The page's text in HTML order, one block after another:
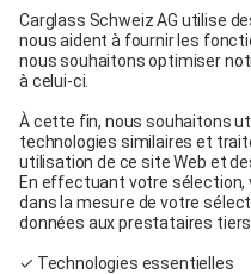
Carglass® Pratteln
Carglass® Berne
Carglass® Winterthur
Carglass® Oftringen
Carglass® Volketswil
Contact
Carglass® près de chez moi
Facebook